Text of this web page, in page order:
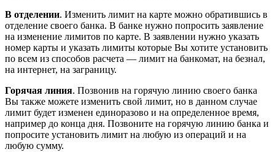
В отделении. Изменить лимит на карте можно обратившись в
отделение своего банка. В банке нужно попросить заявление
на изменение лимитов по карте. В заявлении нужно указать
номер карты и указать лимиты которые Вы хотите установить
по всем из способов расчета — лимит на банкомат, на безнал,
на интернет, на заграницу.
Горячая линия. Позвонив на горячую линию своего банка
Вы также можете изменить свой лимит, но в данном случае
лимит будет изменен единоразово и на определенное время,
например до конца дня. Позвоните на горячую линию банка и
попросите установить лимит на любую из операций и на
любую сумму.